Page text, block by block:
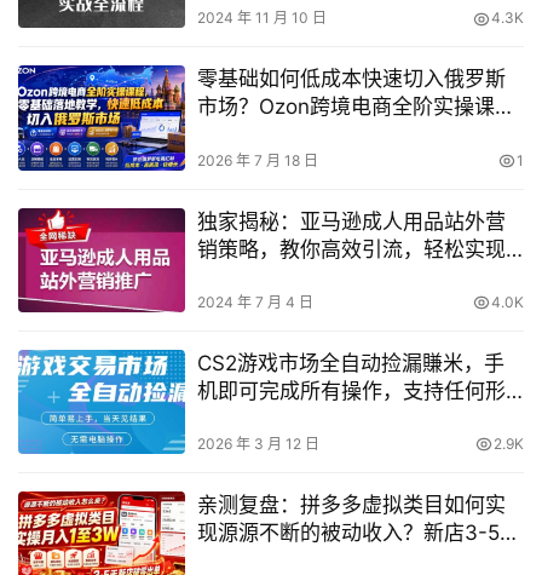
2024 年 11 月 10 日 4.3K
零基础如何低成本快速切入俄罗斯
市场？Ozon跨境电商全阶实操课全
2026 年 7 月 18 日 1
独家揭秘：亚马逊成人用品站外营
销策略，教你高效引流，轻松实现
2024 年 7 月 4 日 4.0K
CS2游戏市场全自动捡漏賺米，手
机即可完成所有操作，支持任何形
2026 年 3 月 12 日 2.9K
亲测复盘：拼多多虚拟类目如何实
现源源不断的被动收入？新店3-5天